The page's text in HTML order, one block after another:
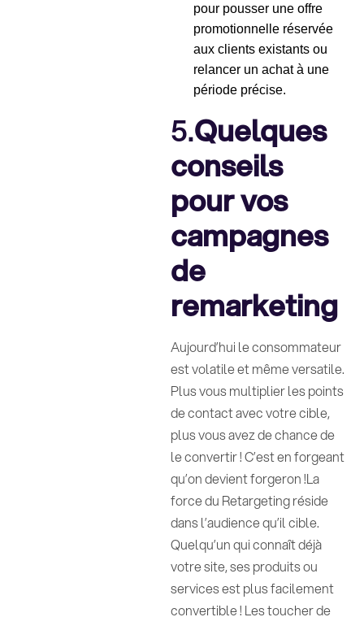
pour pousser une offre
promotionnelle réservée
aux clients existants ou
relancer un achat à une
période précise.
5.Quelques
conseils
pour vos
campagnes
de
remarketing
Aujourd’hui le consommateur
est volatile et même versatile.
Plus vous multiplier les points
de contact avec votre cible,
plus vous avez de chance de
le convertir ! C’est en forgeant
qu’on devient forgeron !La
force du Retargeting réside
dans l’audience qu’il cible.
Quelqu’un qui connaît déjà
votre site, ses produits ou
services est plus facilement
convertible ! Les toucher de